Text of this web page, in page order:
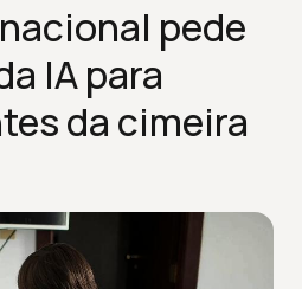
pede
IA para
da cimeira